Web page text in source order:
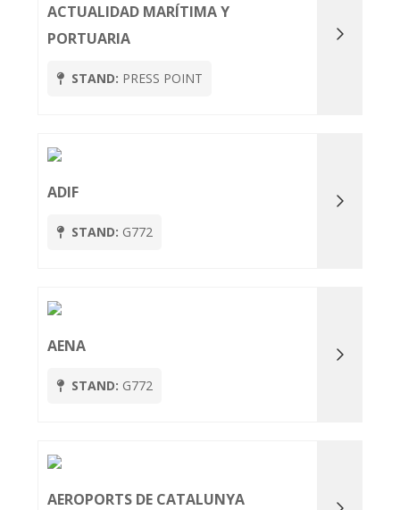
ACTUALIDAD MARÍTIMA Y
PORTUARIA
STAND: PRESS POINT
ADIF
STAND: G772
AENA
STAND: G772
AEROPORTS DE CATALUNYA